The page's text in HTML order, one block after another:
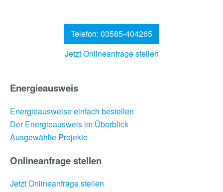
Telefon: 03585-404265
Jetzt Onlineanfrage stellen
Energieausweis
Energieausweise einfach bestellen
Der Energieausweis im Überblick
Ausgewählte Projekte
Onlineanfrage stellen
Jetzt Onlineanfrage stellen